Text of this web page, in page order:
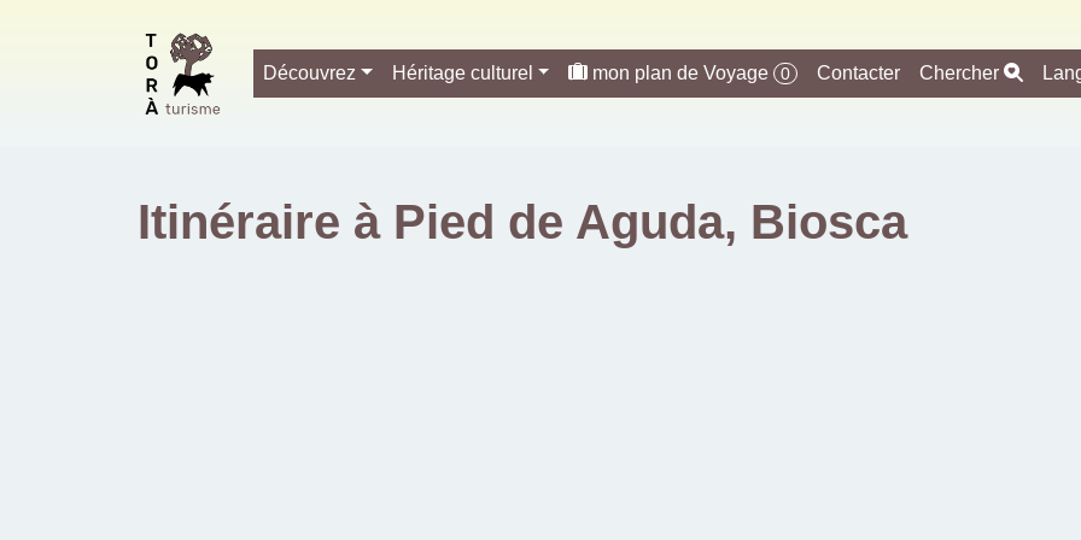
Découvrez Héritage culturel mon plan de Voyage 0 Contacter Chercher
Itinéraire à Pied de Aguda, Biosca